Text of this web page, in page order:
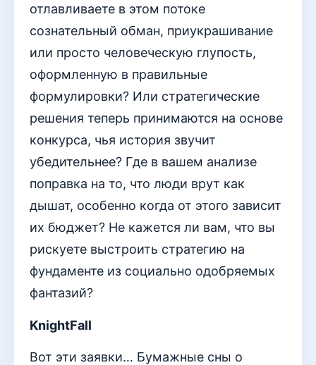
отлавливаете в этом потоке
сознательный обман, приукрашивание
или просто человеческую глупость,
оформленную в правильные
формулировки? Или стратегические
решения теперь принимаются на основе
конкурса, чья история звучит
убедительнее? Где в вашем анализе
поправка на то, что люди врут как
дышат, особенно когда от этого зависит
их бюджет? Не кажется ли вам, что вы
рискуете выстроить стратегию на
фундаменте из социально одобряемых
фантазий?
KnightFall
Вот эти заявки… Бумажные сны о